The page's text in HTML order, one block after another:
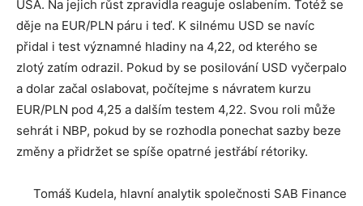
USA. Na jejich růst zpravidla reaguje oslabením. Totéž se
děje na EUR/PLN páru i teď. K silnému USD se navíc
přidal i test významné hladiny na 4,22, od kterého se
zlotý zatím odrazil. Pokud by se posilování USD vyčerpalo
a dolar začal oslabovat, počítejme s návratem kurzu
EUR/PLN pod 4,25 a dalším testem 4,22. Svou roli může
sehrát i NBP, pokud by se rozhodla ponechat sazby beze
změny a přidržet se spíše opatrné jestřábí rétoriky.
Tomáš Kudela, hlavní analytik společnosti SAB Finance